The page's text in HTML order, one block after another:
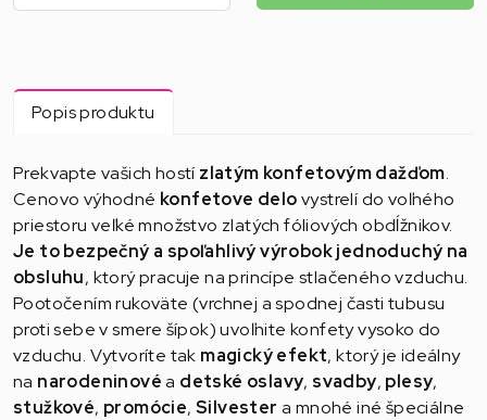
Popis produktu
Prekvapte vašich hostí zlatým konfetovým dažďom.
Cenovo výhodné konfetove delovystrelí do voľného
priestoru veľké množstvo zlatých fóliových obdĺžnikov.
Je tobezpečný a spoľahlivý výrobok jednoduchý na
obsluhu, ktorý pracuje na princípe stlačeného vzduchu.
Pootočením rukoväte (vrchnej a spodnej časti tubusu
proti sebe v smere šípok) uvoľnite konfety vysoko do
vzduchu. Vytvoríte tak magický efekt, ktorý je ideálny
na narodeninovéa detské oslavy, svadby, plesy,
stužkové, promócie,Silvester a mnohé iné špeciálne